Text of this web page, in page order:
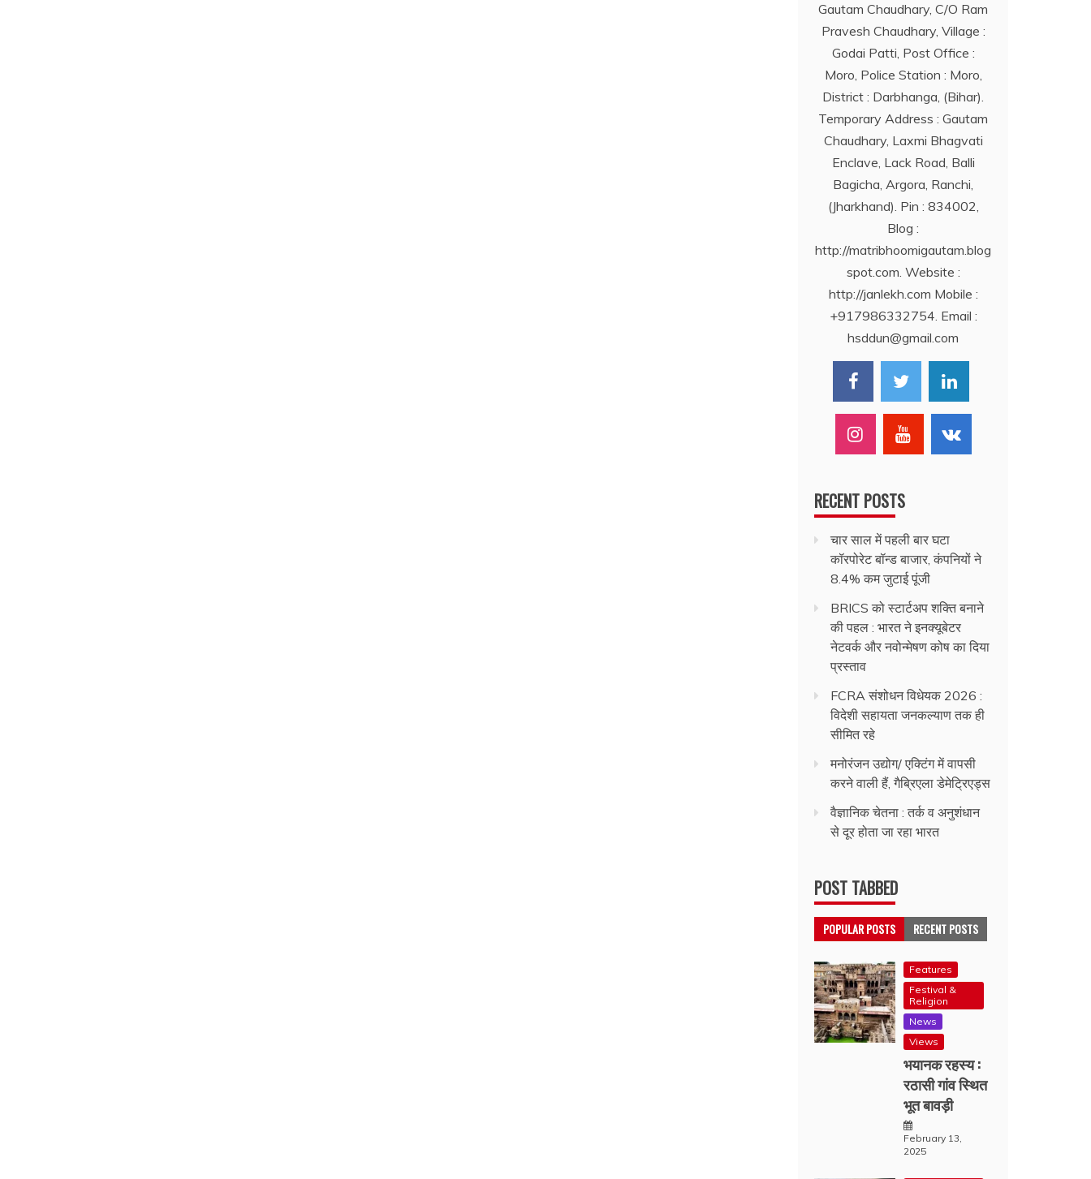
Gautam Chaudhary, C/O Ram
Pravesh Chaudhary, Village :
Godai Patti, Post Office :
Moro, Police Station : Moro,
District : Darbhanga, (Bihar).
Temporary Address : Gautam
Chaudhary, Laxmi Bhagvati
Enclave, Lack Road, Balli
Bagicha, Argora, Ranchi,
(Jharkhand). Pin : 834002,
Blog :
http://matribhoomigautam.blog
spot.com. Website :
http://janlekh.com Mobile :
+917986332754. Email :
hsddun@gmail.com
RECENT POSTS
चार साल में पहली बार घटा
कॉरपोरेट बॉन्ड बाजार, कंपनियों ने
8.4% कम जुटाई पूंजी
BRICS को स्टार्टअप शक्ति बनाने
की पहल : भारत ने इनक्यूबेटर
नेटवर्क और नवोन्मेषण कोष का दिया
प्रस्ताव
FCRA संशोधन विधेयक 2026 :
विदेशी सहायता जनकल्याण तक ही
सीमित रहे
मनोरंजन उद्योग/ एक्टिंग में वापसी
करने वाली हैं, गैब्रिएला डेमेट्रिएड्स
वैज्ञानिक चेतना : तर्क व अनुशंधान
से दूर होता जा रहा भारत
POST TABBED
POPULAR POSTS RECENT POSTS
Features
Festival &
Religion
News
Views
भयानक रहस्य :
रठासी गांव स्थित
भूत बावड़ी
February 13,
2025